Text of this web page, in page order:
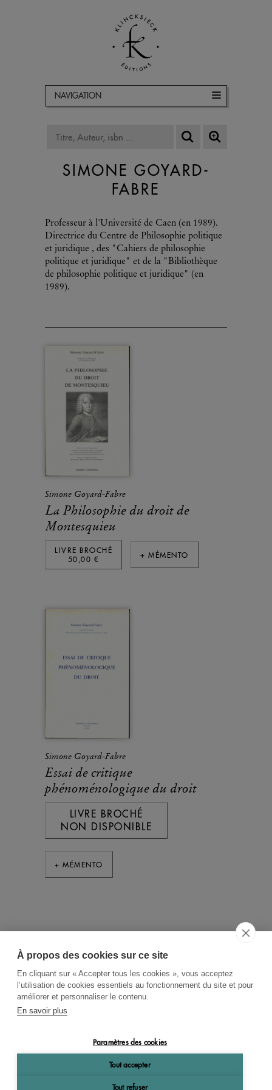
À propos des cookies sur ce site
En cliquant sur « Accepter tous les cookies », vous acceptez
l’utilisation de cookies essentiels au fonctionnement du site et pour
améliorer et personnaliser le contenu.
En savoir plus
Paramètres des cookies
Tout accepter
Tout refuser
NAVIGATION
SIMONE GOYARD-
FABRE
Professeur à l'Université de Caen (en 1989).
Directrice du Centre de Philosophie politique
et juridique , des "Cahiers de philosophie
politique et juridique" et de la "Bibliothèque
de philosophie politique et juridique" (en
1989).
Simone Goyard-Fabre
La Philosophie du droit de
Montesquieu
LIVRE BROCHÉ
50,00 €
+ MÉMENTO
Simone Goyard-Fabre
Essai de critique
phénoménologique du droit
LIVRE BROCHÉ
NON DISPONIBLE
+ MÉMENTO
RECHERCHE THÉMATIQUE
OK